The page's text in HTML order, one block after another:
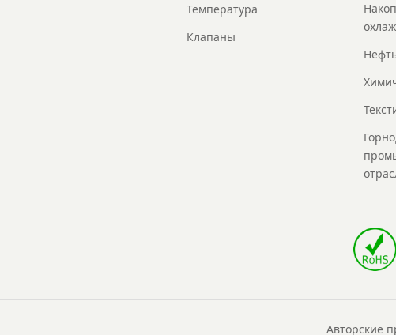
Температура
Клапаны
Авторские